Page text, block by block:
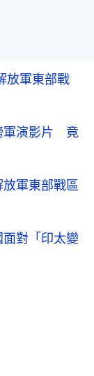
放軍東部戰
軍演影片 竟
軍東部戰區
對「印太變